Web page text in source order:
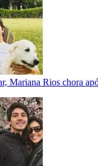
Mariana Rios chora